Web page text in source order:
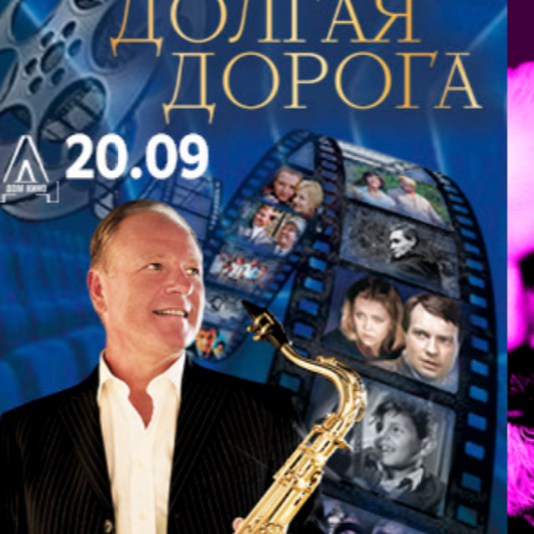
мажор, Ария Лизхен «Как сладок кофе вкус...» из
«Кофейной кантаты», Фуга соль минор;Пёрселл
Ария Дидоны из оперы «Дидона и Эней» («Когда
меня положат в землю...»), Сюита для клавесина
ре минор (Courante, Hornpipe), Рондо из сюиты
«Абделазар»;Гендель: Пассакалия для скрипки и
альта, «Прибытие царицы Савской» из оратории
«Соломон», Ария Альмиры из оперы
«Ринальдо»;Вивальди: Ария Олоферна из
оперы «Торжествующая Юдифь», Концерт до
мажор для двух флейт-пикколо (I часть), Концерт
№ 4 «Зима» из цикла «Времена года»